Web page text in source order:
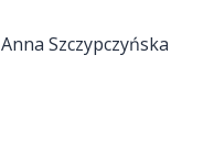
Anna Szczypczyńska